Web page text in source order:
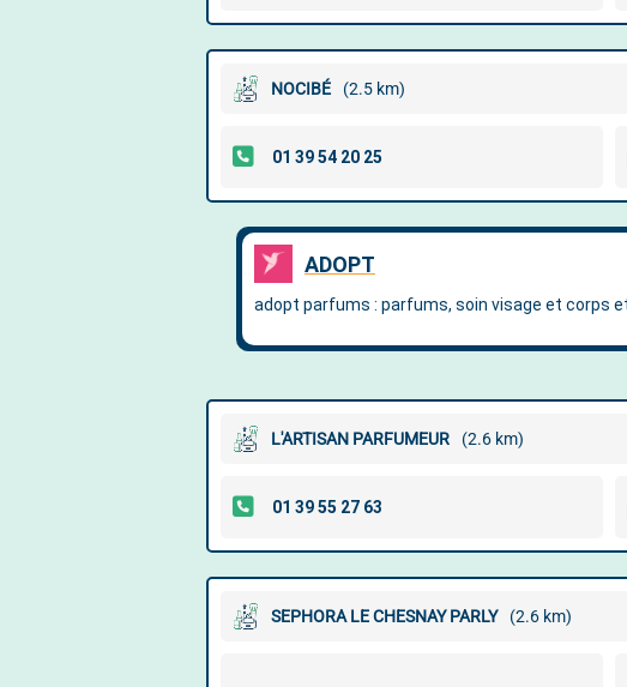
NOCIBÉ (2.5 km)
L'ARTISAN PARFUMEUR (2.6 km)
SEPHORA LE CHESNAY PARLY (2.6 km)